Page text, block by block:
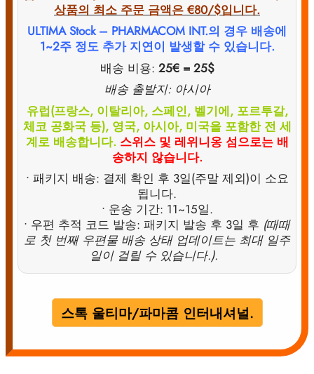
상품의 최소 주문 금액은 €80/$입니다.
ULTIMA Stock – PHARMACOM INT.의 경우 배송에
1~2주 정도 추가 지연이 발생할 수 있습니다.
배송 비용: 25€ = 25$
배송 출발지: 아시아
유럽(프랑스, 이탈리아, 스페인, 벨기에, 포르투갈,
체코 공화국 등), 영국, 아시아, 미국을 포함한 전 세
계로 배송합니다. 스위스 및 레위니옹 섬으로는 배
송하지 않습니다.
• 패키지 배송: 결제 확인 후 3일(주말 제외)이 소요
됩니다.
• 운송 기간: 11~15일.
• 우편 추적 코드 발송: 패키지 발송 후 3일 후 (때때
로 첫 번째 우편물 배송 상태 업데이트는 최대 일주
일이 걸릴 수 있습니다.).
스톡 울티마/파마콤 인터내셔널.